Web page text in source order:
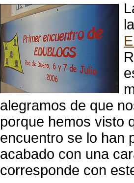
alegramos de que
porque hemos visto
encuentro se lo han
acabado con una
corresponde con